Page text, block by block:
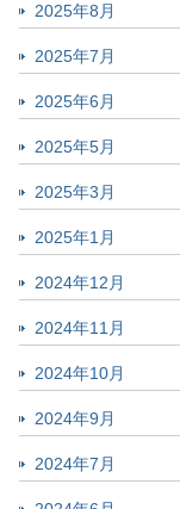
2025年8月
2025年7月
2025年6月
2025年5月
2025年3月
2025年1月
2024年12月
2024年11月
2024年10月
2024年9月
2024年7月